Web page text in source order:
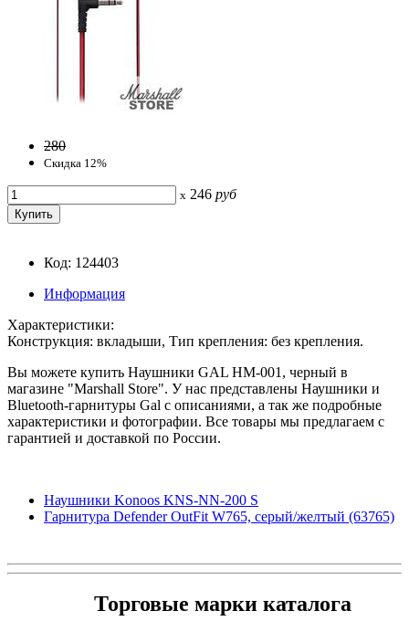
280
Скидка 12%
x 246 руб
Код: 124403
Информация
Характеристики:
Конструкция: вкладыши, Тип крепления: без крепления.
Вы можете купить Наушники GAL HM-001, черный в
магазине "Marshall Store". У нас представлены Наушники и
Bluetooth-гарнитуры Gal с описаниями, а так же подробные
характеристики и фотографии. Все товары мы предлагаем с
гарантией и доставкой по России.
Наушники Konoos KNS-NN-200 S
Гарнитура Defender OutFit W765, серый/желтый (63765)
Торговые марки каталога